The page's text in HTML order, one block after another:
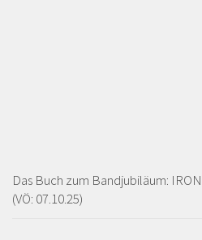
Das Buch zum Bandjubiläum:
(VÖ: 07.10.25)